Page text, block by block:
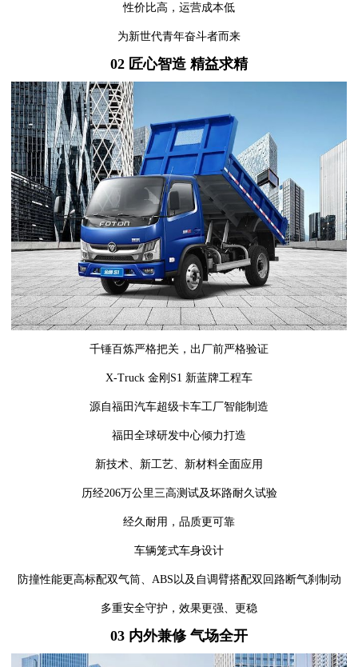
性价比高，运营成本低
为新世代青年奋斗者而来
02 匠心智造 精益求精
千锤百炼严格把关，出厂前严格验证
X-Truck 金刚S1 新蓝牌工程车
源自福田汽车超级卡车工厂智能制造
福田全球研发中心倾力打造
新技术、新工艺、新材料全面应用
历经206万公里三高测试及坏路耐久试验
经久耐用，品质更可靠
车辆笼式车身设计
防撞性能更高标配双气筒、ABS以及自调臂搭配双回路断气刹制动
多重安全守护，效果更强、更稳
03 内外兼修 气场全开